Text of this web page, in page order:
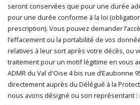
seront conservées que pour une durée
pour une durée conforme à la loi
prescription). Vous pouvez demander
l’effacement ou la portabilité de vos
relatives à leur sort après votre décès, ou
traitement pour un motif légitime en vous
ADMR du Val d'Oise 4 bis rue d’Eaubonne
directement auprès du Délégué à la
nous avons désigné ou son représentant :